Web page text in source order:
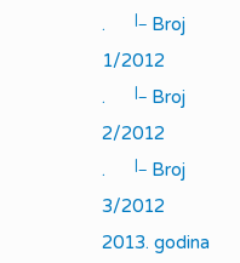
.
|_ Broj
1/2012
.
|_ Broj
2/2012
.
|_ Broj
3/2012
2013. godina